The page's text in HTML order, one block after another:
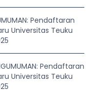
Pendaftaran
Universitas Teuku
Pendaftaran
Universitas Teuku